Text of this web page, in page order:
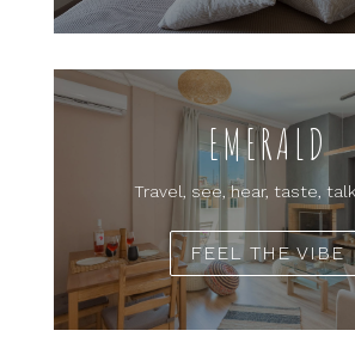
EMERALD
Travel, see, hear, taste,
FEEL THE VIBE